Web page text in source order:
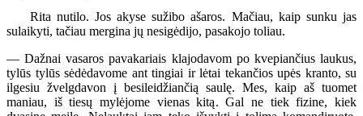
Rita nutilo. Jos akyse sužibo ašaros. Mačiau, kaip sunku jas
sulaikyti, tačiau mergina jų nesigėdijo, pasakojo toliau.
— Dažnai vasaros pavakariais klajodavom po kvepiančius laukus,
tylūs tylūs sėdėdavome ant tingiai ir lėtai tekančios upės kranto, su
ilgesiu žvelgdavon į besileidžiančią saulę. Mes, kaip aš tuomet
maniau, iš tiesų mylėjome vienas kitą. Gal ne tiek fizine, kiek